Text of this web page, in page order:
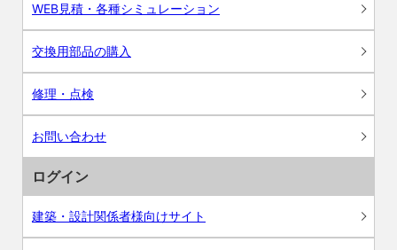
WEB見積・各種シミュレーション
交換用部品の購入
修理・点検
お問い合わせ
ログイン
建築・設計関係者様向けサイト